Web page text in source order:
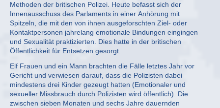
Methoden der britischen Polizei. Heute befasst sich der
Innenausschuss des Parlaments in einer Anhörung mit
Spitzeln, die mit den von ihnen ausgeforschten Ziel- oder
Kontaktpersonen jahrelang emotionale Bindungen eingingen
und Sexualität praktizierten. Dies hatte in der britischen
Öffentlichkeit für Entsetzen gesorgt.
Elf Frauen und ein Mann brachten die Fälle letztes Jahr vor
Gericht und verwiesen darauf, dass die Polizisten dabei
mindestens drei Kinder gezeugt hatten (Emotionaler und
sexueller Missbrauch durch Polizisten wird öffentlich). Die
zwischen sieben Monaten und sechs Jahre dauernden